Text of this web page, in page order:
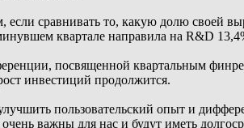
если сравнивать то, какую долю своей
квартале направила на R&D
посвященной квартальным
инвестиций продолжится.
пользовательский опыт и
важны для нас и будут иметь